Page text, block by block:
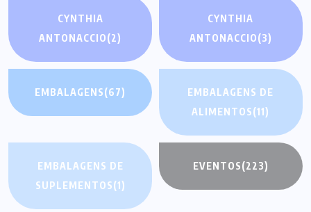
CYNTHIA
ANTONACCIO(2)
CYNTHIA
ANTONACCIO(3)
EMBALAGENS(67)
EMBALAGENS DE
ALIMENTOS(11)
EMBALAGENS DE
SUPLEMENTOS(1)
EVENTOS(223)